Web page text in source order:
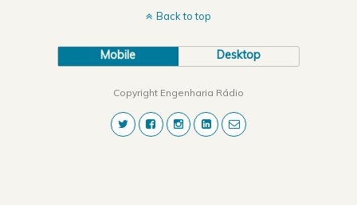
Back to top
Mobile Desktop
Copyright Engenharia Rádio